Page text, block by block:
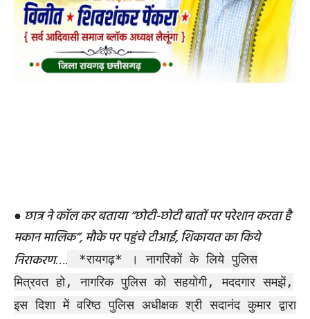
● छात्र ने कॉल कर बताया “छोटी-छोटी बातों पर परेशान करता है
मकान मालिक”, मौके पर पहुंचे टीआई, शिकायत का किये
निराकरण….
*रायगढ़* । नागरिकों के लिये पुलिस
मित्रवत हो, नागरिक पुलिस को सहयोगी, मददगार समझें,
इस दिशा में वरिष्ठ पुलिस अधीक्षक श्री सदानंद कुमार द्वारा